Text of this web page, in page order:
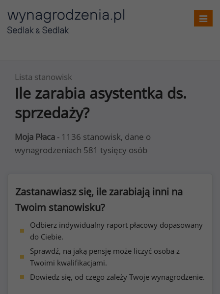
Lista stanowisk
Ile zarabia asystentka ds.
sprzedaży?
Moja Płaca - 1136 stanowisk, dane o
wynagrodzeniach 581 tysięcy osób
Zastanawiasz się, ile zarabiają inni na
Twoim stanowisku?
Odbierz indywidualny raport płacowy dopasowany
do Ciebie.
Sprawdź, na jaką pensję może liczyć osoba z
Twoimi kwalifikacjami.
Dowiedz się, od czego zależy Twoje wynagrodzenie.